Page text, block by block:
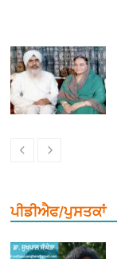
ਪੀਡੀਐਫ/ਪੁਸਤਕਾਂ